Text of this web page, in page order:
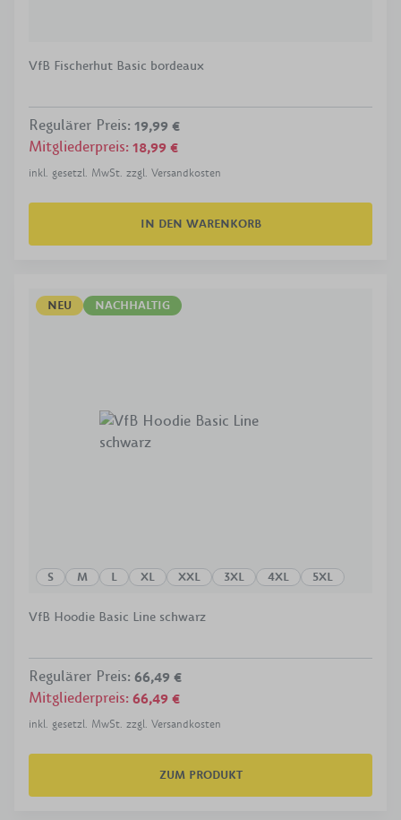
VfB Fischerhut Basic bordeaux
Regulärer Preis: 19,99 €
Mitgliederpreis: 18,99 €
inkl. gesetzl. MwSt. zzgl. Versandkosten
IN DEN WARENKORB
NEU NACHHALTIG
S M L XL XXL 3XL 4XL 5XL
VfB Hoodie Basic Line schwarz
Regulärer Preis: 66,49 €
Mitgliederpreis: 66,49 €
inkl. gesetzl. MwSt. zzgl. Versandkosten
ZUM PRODUKT